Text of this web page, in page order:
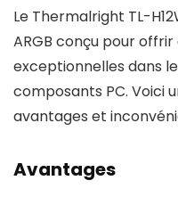
Le Thermalright TL-
ARGB conçu pour
exceptionnelles dans
composants PC. Voici
avantages et
Avantages